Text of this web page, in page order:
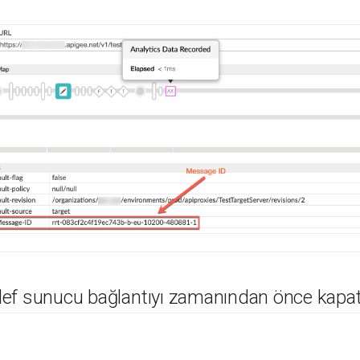
sunucu bağlantıyı zamanından önce